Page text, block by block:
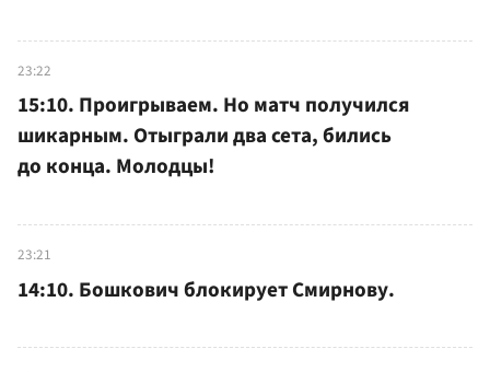
23:22
15:10. Проигрываем. Но матч получился
шикарным. Отыграли два сета, бились
до конца. Молодцы!
23:21
14:10. Бошкович блокирует Смирнову.